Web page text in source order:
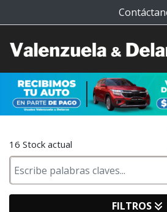
16 Stock actual
FILTROS